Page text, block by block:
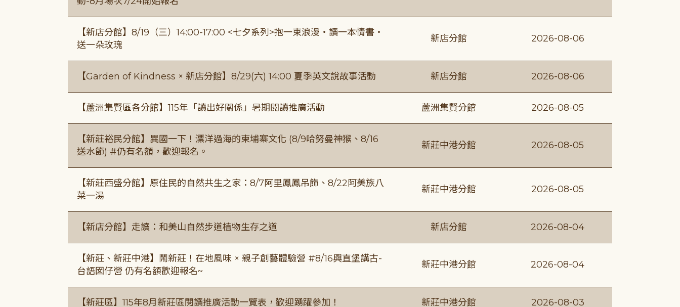
【新店分館】8/19（三）14:00-17:00 <七夕系列>抱一束浪漫・讀一本情書・
送一朵玫瑰
新店分館 2026-08-06
【Garden of Kindness × 新店分館】8/29(六) 14:00 夏季英文說故事活動 新店分館 2026-08-06
【蘆洲集賢區各分館】115年「讀出好關係」暑期閱讀推廣活動 蘆洲集賢分館 2026-08-05
【新莊裕民分館】異國一下！漂洋過海的柬埔寨文化 (8/9哈努曼神猴、8/16
送水節) #仍有名額，歡迎報名。
新莊中港分館 2026-08-05
【新莊西盛分館】原住民的自然共生之家：8/7阿里鳳鳳吊飾、8/22阿美族八
菜一湯
新莊中港分館 2026-08-05
【新店分館】走讀：和美山自然步道植物生存之道 新店分館 2026-08-04
【新莊、新莊中港】鬧新莊！在地風味 × 親子創藝體驗營 #8/16興直堡講古-
台語囡仔營 仍有名額歡迎報名~
新莊中港分館 2026-08-04
【新莊區】115年8月新莊區閱讀推廣活動一覽表，歡迎踴躍參加！ 新莊中港分館 2026-08-03